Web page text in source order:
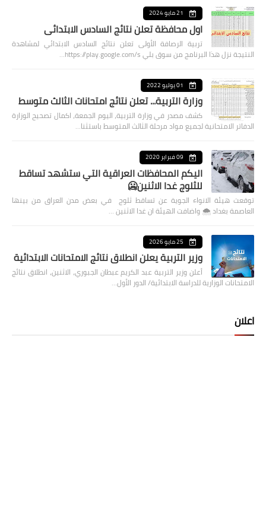
21 مايو 2024
اول محافظة تعلن نتائج السادس الابتدائي
تربية الرصافة الأولى تعلن نتائج السادس الابتدائي لمشاهدة
النتيجة نزل هذا البرنامج من سوق بلي https://play.google.com/s…
01 يوليو 2022
وزارة التربية... تعلن نتائج امتحانات الثالث متوسط
كشف مصدر في وزارة التربية، اليوم الجمعة، اكمال تصحيح الوزارة
الدفاتر الامتحانية لجميع مواد مرحلة الثالث المتوسط باستثنا…
09 فبراير 2020
اليكم المحافظات العراقية التي ستشهد تساقط
للثلوج غدا الاثنين🥶
توقعت هيئة الانواء الجوية عن تساقط ثلوج في بعض مدن العراق من بينها
العاصمة بغداد ⁦🌨️⁩ واضافت الهيئة ان غدا الاثنين …
25 مايو 2026
وزير التربية يعلن انطلاق نتائج الامتحانات الابتدائية
أعلن وزير التربية عبد الكريم عبطان الجبوري، الاثنين، انطلاق نتائج
الامتحانات الوزارية للدراسة الابتدائية/ الدور الأول…
اعلان